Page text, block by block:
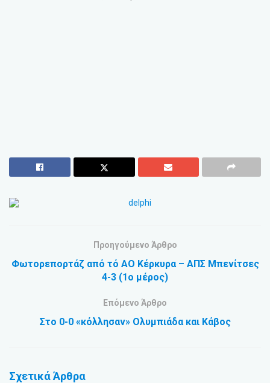
Προηγούμενο Άρθρο
Φωτορεπορτάζ από τό ΑΟ Κέρκυρα – ΑΠΣ Μπενίτσες
4-3 (1ο μέρος)
Επόμενο Άρθρο
Στο 0-0 «κόλλησαν» Ολυμπιάδα και Κάβος
ΣχετικάΆρθρα